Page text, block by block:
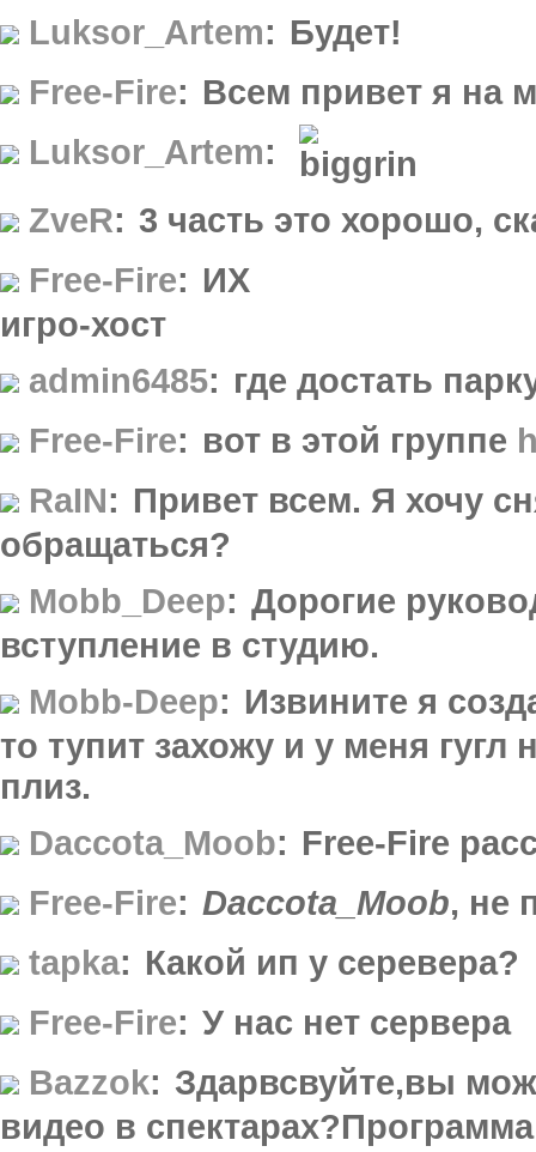
Luksor_Artem: Будет!
Free-Fire: Всем привет я на
Luksor_Artem:
ZveR: 3 часть это хорошо,
Free-Fire: ИХ
игро-хост
admin6485: где достать
Free-Fire: вот в этой группе
RaIN: Привет всем. Я хочу
обращаться?
Mobb_Deep: Дорогие
вступление в студию.
Mobb-Deep: Извините я
то тупит захожу и у меня гугл
плиз.
Daccota_Moob: Free-Fire
Free-Fire: Daccota_Moob, не
tapka: Какой ип у серевера?
Free-Fire: У нас нет сервера
Bazzok: Здарвсвуйте,вы
видео в